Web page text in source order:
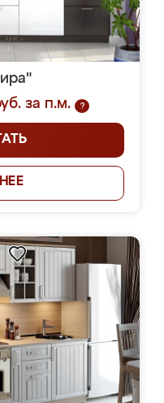
за п.м.
?